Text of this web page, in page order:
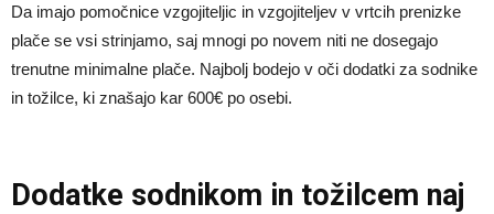
Da imajo pomočnice vzgojiteljic in vzgojiteljev v vrtcih prenizke
plače se vsi strinjamo, saj mnogi po novem niti ne dosegajo
trenutne minimalne plače. Najbolj bodejo v oči dodatki za sodnike
in tožilce, ki znašajo kar 600€ po osebi.
Dodatke sodnikom in tožilcem naj